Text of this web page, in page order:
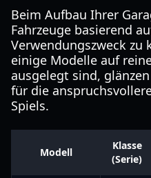
Beim Aufbau Ihrer
Fahrzeuge basierend
Verwendungszweck zu
einige Modelle auf
ausgelegt sind,
für die
Spiels.
Modell
Klasse
(Serie)